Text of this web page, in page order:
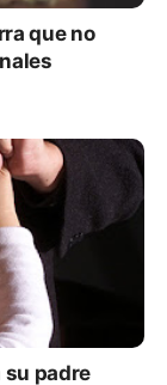
que no
su padre